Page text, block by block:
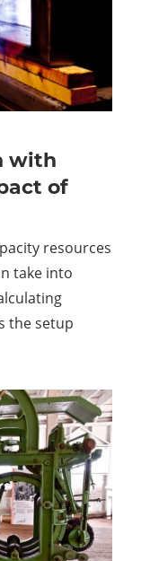
with
of
resources
take into
the setup